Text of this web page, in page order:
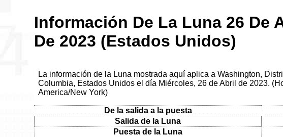
Información De La Luna 26 De
De 2023 (Estados Unidos)
La información de la Luna mostrada aquí aplica a Washington,
Columbia, Estados Unidos el día Miércoles, 26 de Abril de 2023.
America/New York)
De la salida a la puesta
Salida de la Luna
Puesta de la Luna